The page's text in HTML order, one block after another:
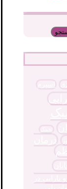
تخمک
درمان
نارایی در